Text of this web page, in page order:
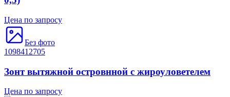
Цена по запросу
Без фото
1098412705
Зонт вытяжной островнной с жироуловетелем
Цена по запросу